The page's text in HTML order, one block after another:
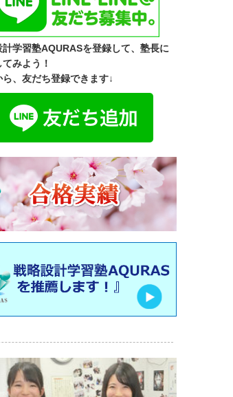
計学習塾AQURASを登録して、塾長に
みよう！
ら、友だち登録できます↓